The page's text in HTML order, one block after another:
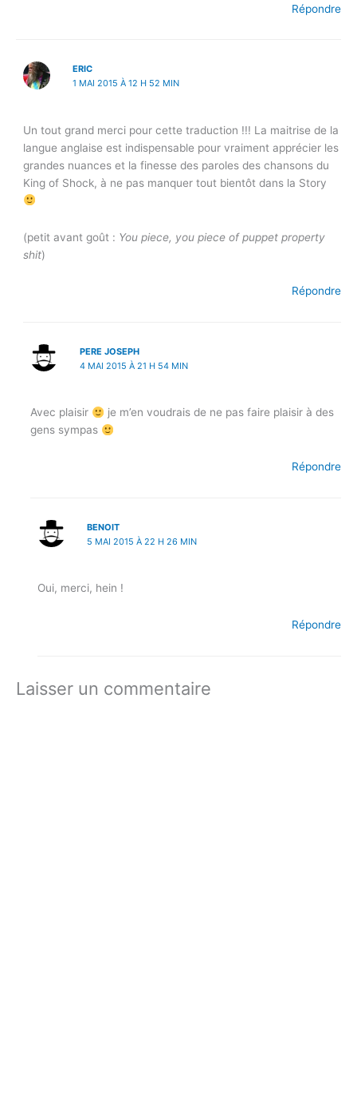
Répondre
ERIC
1 MAI 2015 À 12 H 52 MIN
Un tout grand merci pour cette traduction !!! La maitrise de la
langue anglaise est indispensable pour vraiment apprécier les
grandes nuances et la finesse des paroles des chansons du
King of Shock, à ne pas manquer tout bientôt dans la Story
(petit avant goût : You piece, you piece of puppet property
shit)
Répondre
PERE JOSEPH
4 MAI 2015 À 21 H 54 MIN
Avec plaisir
je m’en voudrais de ne pas faire plaisir à des
gens sympas
Répondre
BENOIT
5 MAI 2015 À 22 H 26 MIN
Oui, merci, hein !
Répondre
Laisser un commentaire